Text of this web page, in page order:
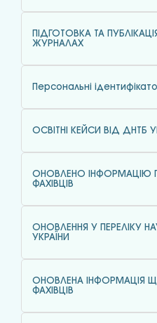
ПІДГОТОВКА ТА
ЖУРНАЛАХ
Персональні
ОСВІТНІ КЕЙСИ ВІД ДНТБ
ОНОВЛЕНО ІНФОРМАЦІЮ
ФАХІВЦІВ
ОНОВЛЕННЯ У ПЕРЕЛІКУ
УКРАЇНИ
ОНОВЛЕНА ІНФОРМАЦІЯ
ФАХІВЦІВ